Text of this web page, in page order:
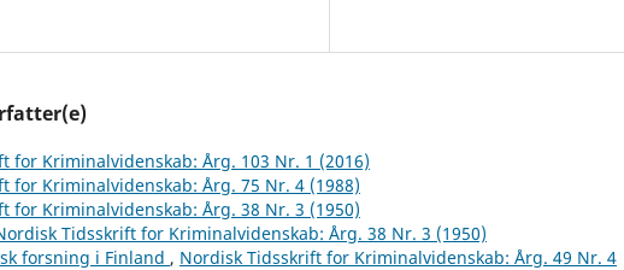
for Kriminalvidenskab: Årg. 103 Nr. 1 (2016)
for Kriminalvidenskab: Årg. 75 Nr. 4 (1988)
for Kriminalvidenskab: Årg. 38 Nr. 3 (1950)
Tidsskrift for Kriminalvidenskab: Årg. 38 Nr. 3 (1950)
forsning i Finland , Nordisk Tidsskrift for Kriminalvidenskab: Årg. 49 Nr. 4